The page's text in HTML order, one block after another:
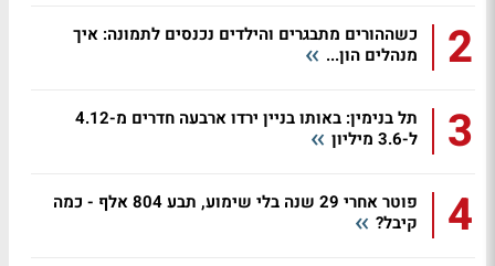
2
כשההורים מתבגרים והילדים נכנסים לתמונה: איך
מנהלים הון...
3
תל בנימין: באותו בניין ירדו ארבעה חדרים מ-4.12
ל-3.6 מיליון
4
פוטר אחרי 29 שנה בלי שימוע, תבע 804 אלף - כמה
קיבל?